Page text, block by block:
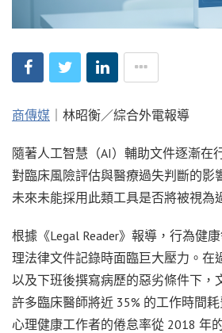
商傳媒 ｜林昭衡／綜合外電報導
隨著人工智慧（AI）輔助文件逐漸在
對臨床風險評估與醫療過失判斷的影
未來未能採用此類工具是否將被視為
根據《Legal Reader》報導，行為健
理法律文件記錄時面臨巨大壓力。在
以及下班後撰寫病歷的惡劣條件下，
許多臨床醫師將近 35% 的工作時間
心理健康工作者的倦怠率從 2018 年